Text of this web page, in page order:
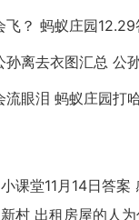
飞？ 蚂蚁庄园
孙离去衣图汇总 公
流眼泪 蚂蚁庄园打
课堂11月14日答案
村 出租房屋的人